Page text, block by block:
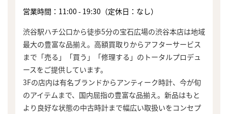
営業時間：11:00 - 19:30（定休日：なし）
渋谷駅ハチ公口から徒歩5分の宝石広場の渋谷本店は地域
最大の豊富な品揃え。高額買取りからアフターサービス
まで「売る」「買う」「修理する」のトータルプロデュ
ースをご提供しています。
3Fの店内は有名ブランドからアンティーク時計、今が旬
のアイテムまで、国内屈指の豊富な品揃え。新品はもと
より良好な状態の中古時計まで幅広い取扱いをコンセプ